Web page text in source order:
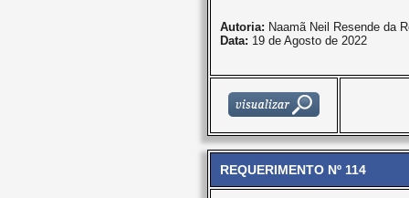
Autoria: Naamã Neil Resende da
Data: 19 de Agosto de 2022
REQUERIMENTO Nº 114